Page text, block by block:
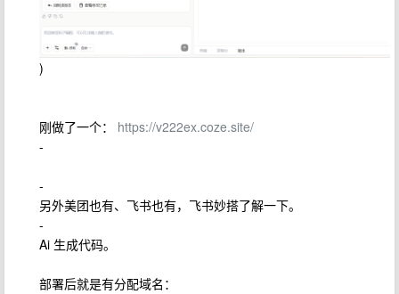
)
刚做了一个： https://v222ex.coze.site/
-
-
另外美团也有、飞书也有，飞书妙搭了解一下。
-
Ai 生成代码。
部署后就是有分配域名：